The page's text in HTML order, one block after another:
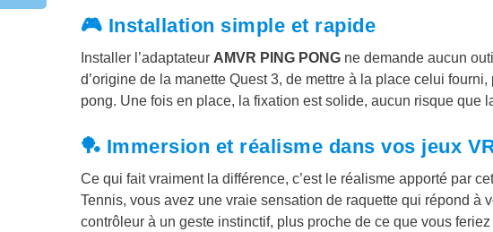
🎮 Installation simple et rapide
Installer l’adaptateur AMVR PING PONGne demande aucun
d’origine de la manette Quest 3, de mettre à la place celui
pong. Une fois en place, la fixation est solide, aucun risque que
🏓 Immersion et réalisme dans vos jeux
Ce qui fait vraiment la différence, c’est le réalisme apporté par
Tennis, vous avez une vraie sensation de raquette qui répond à
contrôleur à un geste instinctif, plus proche de ce que vous